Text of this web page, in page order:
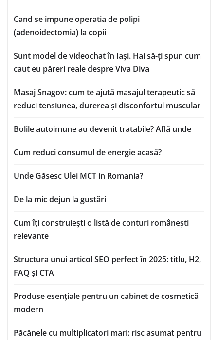
Cand se impune operatia de polipi
(adenoidectomia) la copii
Sunt model de videochat în Iași. Hai să-ți spun cum
caut eu păreri reale despre Viva Diva
Masaj Snagov: cum te ajută masajul terapeutic să
reduci tensiunea, durerea și disconfortul muscular
Bolile autoimune au devenit tratabile? Află unde
Cum reduci consumul de energie acasă?
Unde Găsesc Ulei MCT in Romania?
De la mic dejun la gustări
Cum îți construiești o listă de conturi românești
relevante
Structura unui articol SEO perfect în 2025: titlu, H2,
FAQ și CTA
Produse esențiale pentru un cabinet de cosmetică
modern
Păcănele cu multiplicatori mari: risc asumat pentru